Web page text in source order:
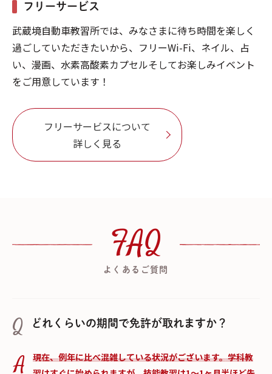
フリーサービス
武蔵境自動車教習所では、みなさまに待ち時間を楽しく
過ごしていただきたいから、フリーWi-Fi、ネイル、占
い、漫画、水素高酸素カプセルそしてお楽しみイベント
をご用意しています！
フリーサービスについて
詳しく見る
FAQ
よくあるご質問
どれくらいの期間で免許が取れますか？
現在、例年に比べ混雑している状況がございます。学科教